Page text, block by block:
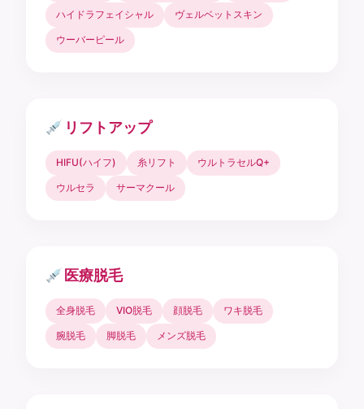
ハイドラフェイシャル ヴェルベットスキン
ウーバーピール
リフトアップ
HIFU(ハイフ) 糸リフト ウルトラセルQ+
ウルセラ サーマクール
医療脱毛
全身脱毛 VIO脱毛 顔脱毛 ワキ脱毛
腕脱毛 脚脱毛 メンズ脱毛